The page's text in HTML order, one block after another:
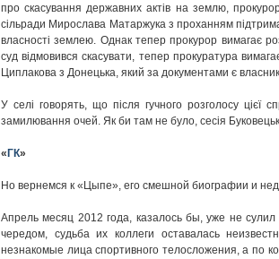
про скасування державних актів на землю,
сільради Мирослава Матаржука з проханням
власності землею. Однак тепер прокурор вимагає
суд відмовився скасувати, тепер прокуратура
Циплакова з Донецька, який за документами є
У селі говорять, що після гучного розголосу цієї
замилювання очей. Як би там не було, сесія
« ГК»
Но вернемся к «Цыпе», его смешной биографии и
Апрель месяц 2012 года, казалось бы, уже не
чередом, судьба их коллеги оставалась
незнакомые лица спортивного телосложения, а по